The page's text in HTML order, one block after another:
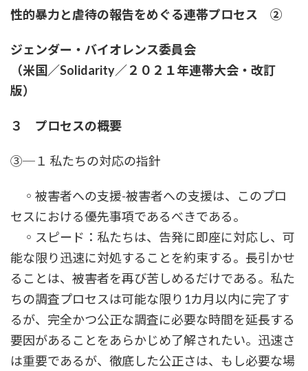
新
:
性的暴力と虐待の報告をめぐる連帯プロセス ②
ジェンダー・バイオレンス委員会
（米国／Solidarity／２０２１年連帯大会・改訂
版）
３ プロセスの概要
③─１ 私たちの対応の指針
◦被害者への支援-被害者への支援は、このプロ
セスにおける優先事項であるべきである。
◦スピード：私たちは、告発に即座に対応し、可
能な限り迅速に対処することを約束する。長引かせ
ることは、被害者を再び苦しめるだけである。私た
ちの調査プロセスは可能な限り1カ月以内に完了す
るが、完全かつ公正な調査に必要な時間を延長する
要因があることをあらかじめ了解されたい。迅速さ
は重要であるが、徹底した公正さは、もし必要な場